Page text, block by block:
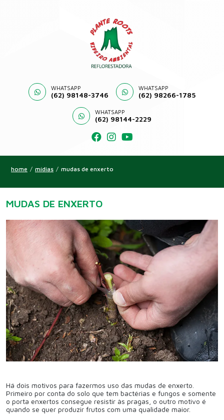
WHATSAPP
(62) 98148-3746
WHATSAPP
(62) 98266-1785
WHATSAPP
(62) 98144-2229
home / mídias / mudas de enxerto
MUDAS DE ENXERTO
Há dois motivos para fazermos uso das mudas de enxerto.
Primeiro por conta do solo que tem bactérias e fungos e somente
o porta enxertos consegue resistir às pragas, o outro motivo é
quando se quer produzir frutos com uma qualidade maior.